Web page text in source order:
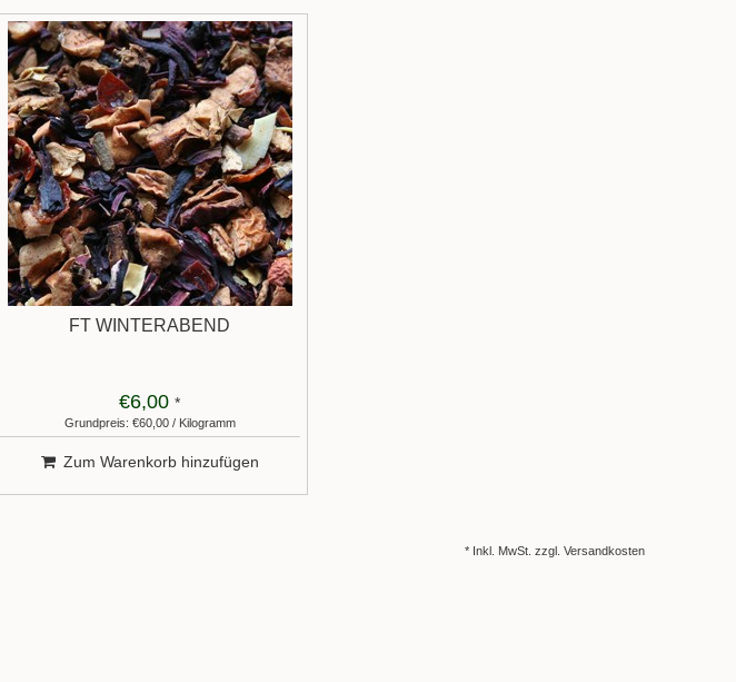
FT WINTERABEND
€6,00*
Grundpreis: €60,00 / Kilogramm
Zum Warenkorb hinzufügen
* Inkl. MwSt. zzgl. Versandkosten